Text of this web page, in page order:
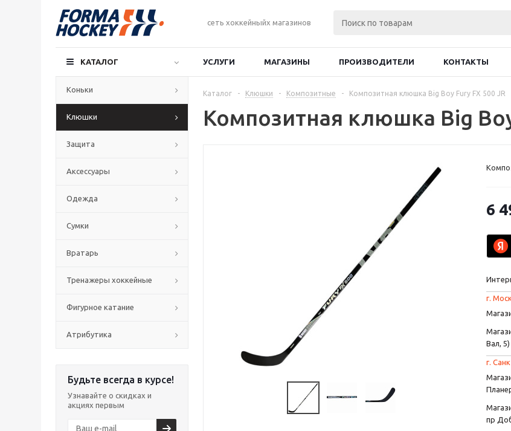
сеть хоккейныйх магазинов
КАТАЛОГ УСЛУГИ МАГАЗИНЫ ПРОИЗВОДИТЕЛИ КОНТАКТЫ
Коньки
Клюшки
Защита
Аксессуары
Одежда
Сумки
Вратарь
Тренажеры хоккейные
Фигурное катание
Атрибутика
Будьте всегда в курсе!
Узнавайте о скидках и
акциях первым
Каталог - Клюшки - Композитные - Композитная клюшка Big Boy Fury FX 500 JR
Композитная клюшка Big
6
г.
Вал, 5)
г.
пр